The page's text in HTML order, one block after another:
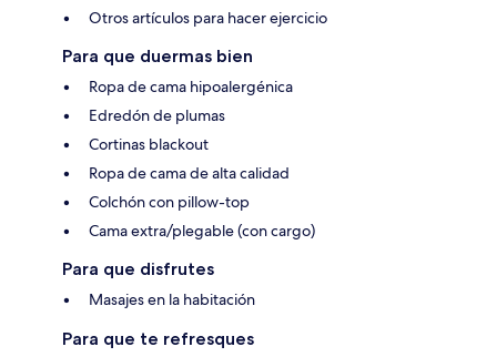
Otros artículos para hacer ejercicio
Para que duermas bien
Ropa de cama hipoalergénica
Edredón de plumas
Cortinas blackout
Ropa de cama de alta calidad
Colchón con pillow-top
Cama extra/plegable (con cargo)
Para que disfrutes
Masajes en la habitación
Para que te refresques